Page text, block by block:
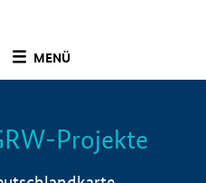
MENÜ
Info
Projekte